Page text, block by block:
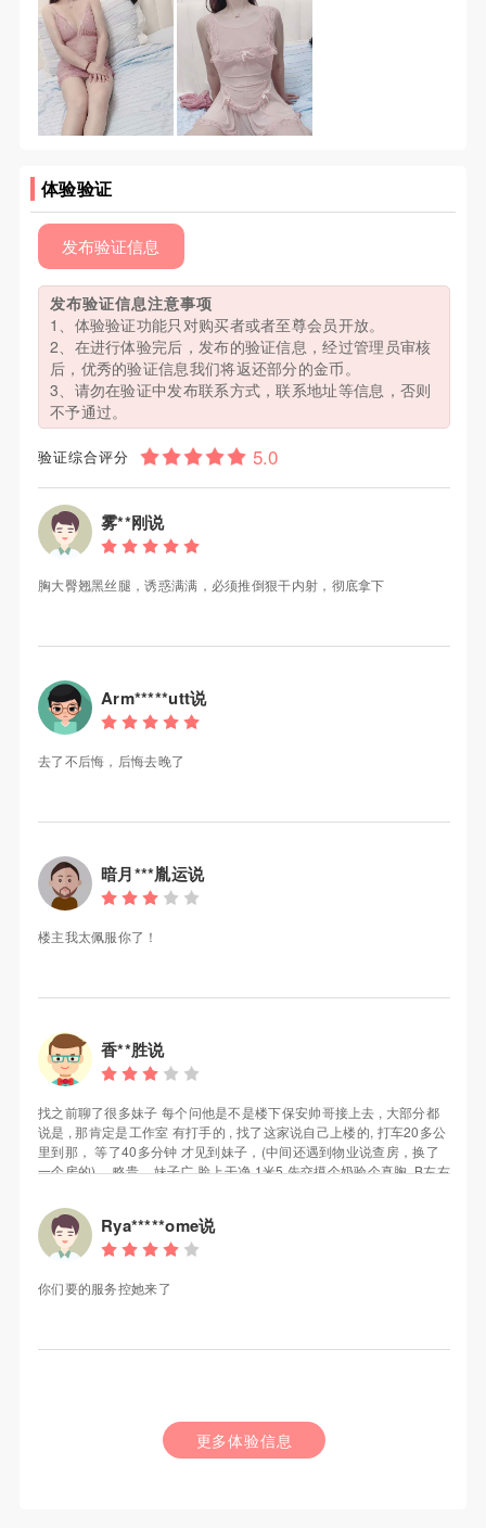
体验验证
发布验证信息
发布验证信息注意事项
1、体验验证功能只对购买者或者至尊会员开放。
2、在进行体验完后，发布的验证信息，经过管理员审核
后，优秀的验证信息我们将返还部分的金币。
3、请勿在验证中发布联系方式，联系地址等信息，否则
不予通过。
验证综合评分
雾**刚说
胸大臀翘黑丝腿，诱惑满满，必须推倒狠干内射，彻底拿下
Arm*****utt说
去了不后悔，后悔去晚了
暗月***胤运说
楼主我太佩服你了！
香**胜说
找之前聊了很多妹子 每个问他是不是楼下保安帅哥接上去 , 大部分都
说是 , 那肯定是工作室 有打手的 , 找了这家说自己上楼的, 打车20多公
里到那， 等了40多分钟 才见到妹子，(中间还遇到物业说查房，换了
一个房的) ，略贵... 妹子广 脸上干净 1米5 先交摸个奶验个真胸, B左右
总的怎么说呢 缺点个子不算高，胸不算大，力气一般, 优点水嫩光滑
，比较配合, 还送原味丝袜(不过我用不上) , 对我个人来说值回票价
了， 你们能不能满意 可以参考下
Rya*****ome说
你们要的服务控她来了
更多体验信息